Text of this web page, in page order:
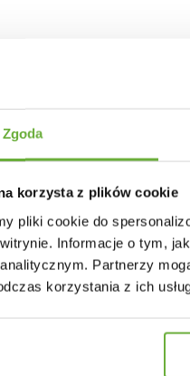
Zgoda
korzysta z plików cookie
pliki cookie do
Informacje o tym,
Partnerzy
korzystania z ich